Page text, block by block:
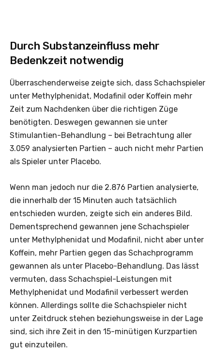
Durch Substanzeinfluss mehr
Bedenkzeit notwendig
Überraschenderweise zeigte sich, dass Schachspieler
unter Methylphenidat, Modafinil oder Koffein mehr
Zeit zum Nachdenken über die richtigen Züge
benötigten. Deswegen gewannen sie unter
Stimulantien-Behandlung – bei Betrachtung aller
3.059 analysierten Partien – auch nicht mehr Partien
als Spieler unter Placebo.
Wenn man jedoch nur die 2.876 Partien analysierte,
die innerhalb der 15 Minuten auch tatsächlich
entschieden wurden, zeigte sich ein anderes Bild.
Dementsprechend gewannen jene Schachspieler
unter Methylphenidat und Modafinil, nicht aber unter
Koffein, mehr Partien gegen das Schachprogramm
gewannen als unter Placebo-Behandlung. Das lässt
vermuten, dass Schachspiel-Leistungen mit
Methylphenidat und Modafinil verbessert werden
können. Allerdings sollte die Schachspieler nicht
unter Zeitdruck stehen beziehungsweise in der Lage
sind, sich ihre Zeit in den 15-minütigen Kurzpartien
gut einzuteilen.